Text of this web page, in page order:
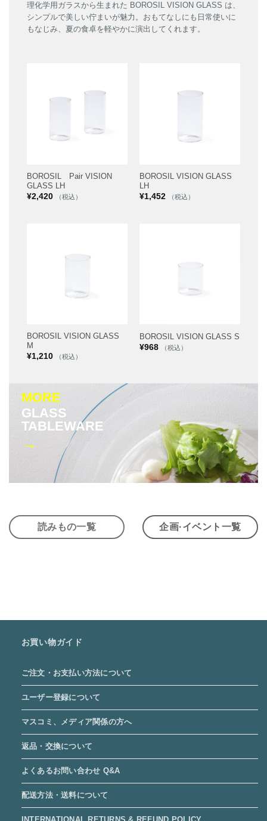
理化学用ガラスから生まれた BOROSIL VISION GLASS は、
シンプルで美しい佇まいが魅力。おもてなしにも日常使いに
もなじみ、夏の食卓を軽やかに演出してくれます。
BOROSIL Pair VISION
GLASS LH
¥2,420 （税込）
BOROSIL VISION GLASS
LH
¥1,452 （税込）
BOROSIL VISION GLASS
M
¥1,210 （税込）
BOROSIL VISION GLASS S
¥968 （税込）
MORE
GLASS
TABLEWARE
→
読みもの一覧 企画·イベント一覧
お買い物ガイド
ご注文・お支払い方法について
ユーザー登録について
マスコミ、メディア関係の方へ
返品・交換について
よくあるお問い合わせ Q&A
配送方法・送料について